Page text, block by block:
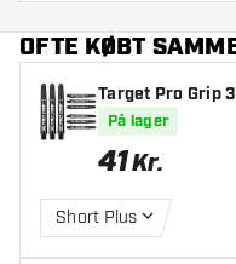
OFTE KØBT
Target Pro Grip
På lager
41Kr.
Short Plus